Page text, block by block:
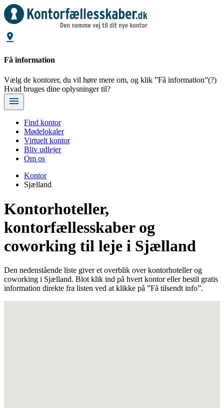
Få information
Vælg de kontorer, du vil høre mere om, og klik ”Få information”(?)
Hvad bruges dine oplysninger til?
Find kontor
Mødelokaler
Virtuelt kontor
Bliv udlejer
Om os
Kontor
Sjælland
Kontorhoteller,
kontorfællesskaber og
coworking til leje i Sjælland
Den nedenstående liste giver et overblik over kontorhoteller og
coworking i Sjælland. Blot klik ind på hvert kontor eller bestil gratis
information direkte fra listen ved at klikke på ”Få tilsendt info”.